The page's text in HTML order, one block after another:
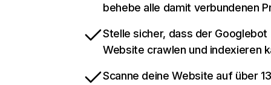
behebe alle damit verbundenen
Stelle sicher, dass der Googlebot
Website crawlen und indexieren
Scanne deine Website auf über